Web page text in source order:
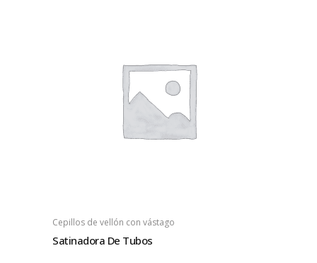
Cepillos de vellón con vástago
Satinadora De Tubos